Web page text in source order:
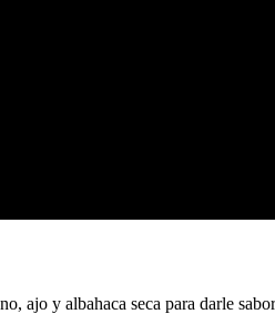
ajo y albahaca seca para darle